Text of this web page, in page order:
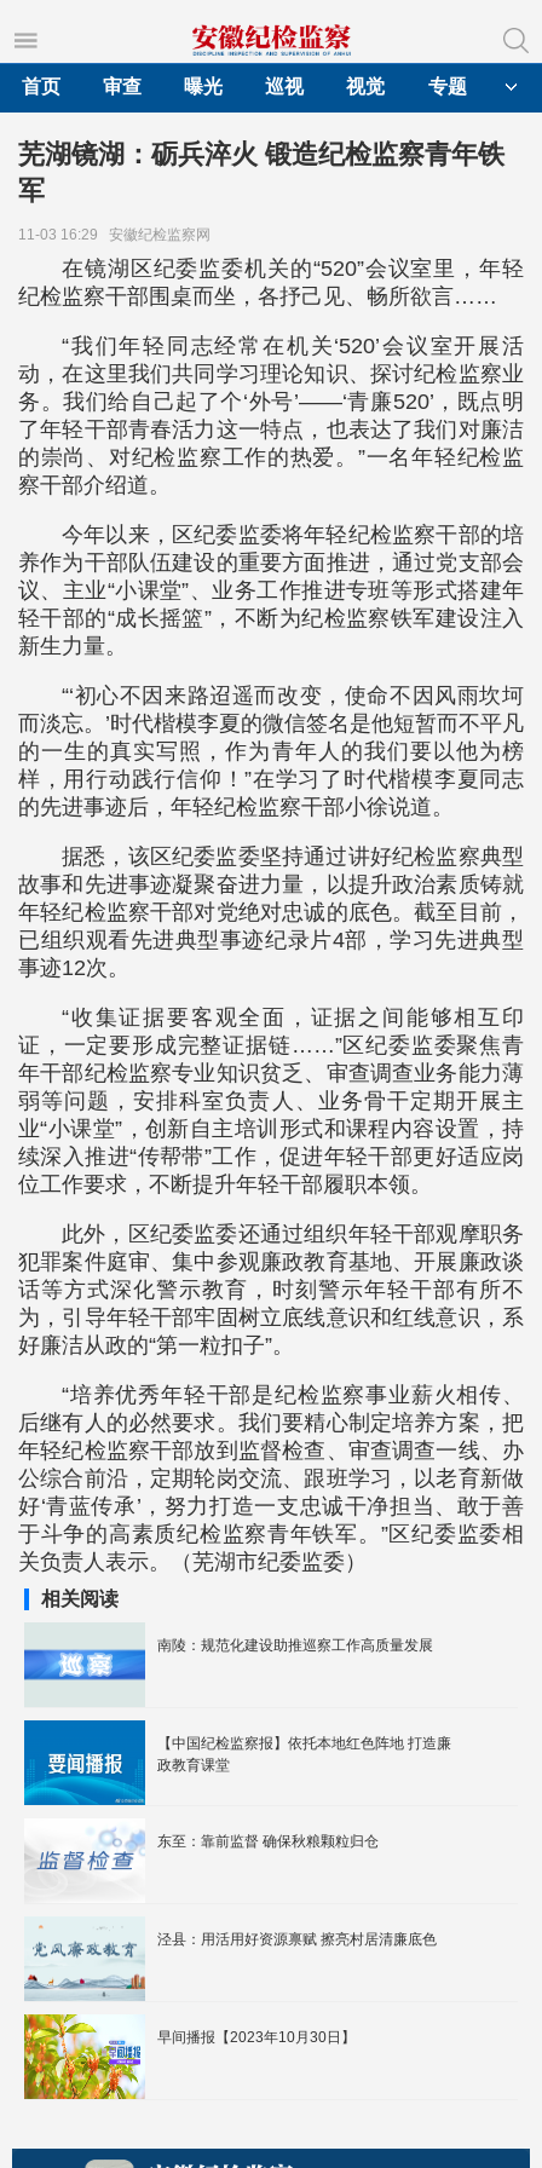
首页
审查 曝光 巡视 视觉 专题
芜湖镜湖：砺兵淬火 锻造纪检监察青年铁
军
11-03 16:29 安徽纪检监察网
在镜湖区纪委监委机关的“520”会议室里，年轻
纪检监察干部围桌而坐，各抒己见、畅所欲言……
“我们年轻同志经常在机关‘520’会议室开展活
动，在这里我们共同学习理论知识、探讨纪检监察业
务。我们给自己起了个‘外号’——‘青廉520’，既点明
了年轻干部青春活力这一特点，也表达了我们对廉洁
的崇尚、对纪检监察工作的热爱。”一名年轻纪检监
察干部介绍道。
今年以来，区纪委监委将年轻纪检监察干部的培
养作为干部队伍建设的重要方面推进，通过党支部会
议、主业“小课堂”、业务工作推进专班等形式搭建年
轻干部的“成长摇篮”，不断为纪检监察铁军建设注入
新生力量。
“‘初心不因来路迢遥而改变，使命不因风雨坎坷
而淡忘。’时代楷模李夏的微信签名是他短暂而不平凡
的一生的真实写照，作为青年人的我们要以他为榜
样，用行动践行信仰！”在学习了时代楷模李夏同志
的先进事迹后，年轻纪检监察干部小徐说道。
据悉，该区纪委监委坚持通过讲好纪检监察典型
故事和先进事迹凝聚奋进力量，以提升政治素质铸就
年轻纪检监察干部对党绝对忠诚的底色。截至目前，
已组织观看先进典型事迹纪录片4部，学习先进典型
事迹12次。
“收集证据要客观全面，证据之间能够相互印
证，一定要形成完整证据链……”区纪委监委聚焦青
年干部纪检监察专业知识贫乏、审查调查业务能力薄
弱等问题，安排科室负责人、业务骨干定期开展主
业“小课堂”，创新自主培训形式和课程内容设置，持
续深入推进“传帮带”工作，促进年轻干部更好适应岗
位工作要求，不断提升年轻干部履职本领。
此外，区纪委监委还通过组织年轻干部观摩职务
犯罪案件庭审、集中参观廉政教育基地、开展廉政谈
话等方式深化警示教育，时刻警示年轻干部有所不
为，引导年轻干部牢固树立底线意识和红线意识，系
好廉洁从政的“第一粒扣子”。
“培养优秀年轻干部是纪检监察事业薪火相传、
后继有人的必然要求。我们要精心制定培养方案，把
年轻纪检监察干部放到监督检查、审查调查一线、办
公综合前沿，定期轮岗交流、跟班学习，以老育新做
好‘青蓝传承’，努力打造一支忠诚干净担当、敢于善
于斗争的高素质纪检监察青年铁军。”区纪委监委相
关负责人表示。（芜湖市纪委监委）
相关阅读
南陵：规范化建设助推巡察工作高质量发展
【中国纪检监察报】依托本地红色阵地 打造廉
政教育课堂
东至：靠前监督 确保秋粮颗粒归仓
泾县：用活用好资源禀赋 擦亮村居清廉底色
早间播报【2023年10月30日】